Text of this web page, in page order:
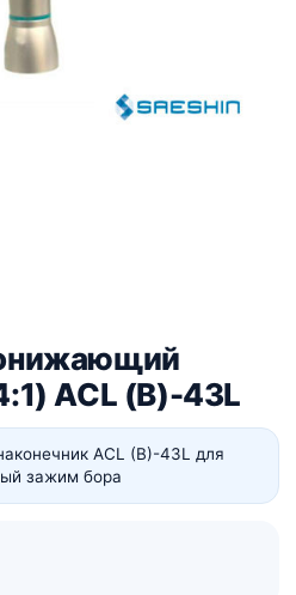
ACL (B)-43L
ACL (B)-43L для
зажим бора